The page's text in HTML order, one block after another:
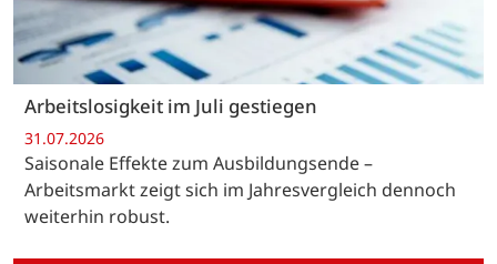
Arbeitslosigkeit im Juli gestiegen
31.07.2026
Saisonale Effekte zum Ausbildungsende –
Arbeitsmarkt zeigt sich im Jahresvergleich dennoch
weiterhin robust.